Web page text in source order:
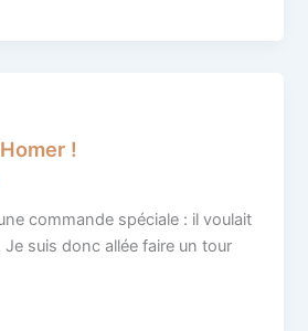
!
commande spéciale : il voulait
Je suis donc allée faire un tour